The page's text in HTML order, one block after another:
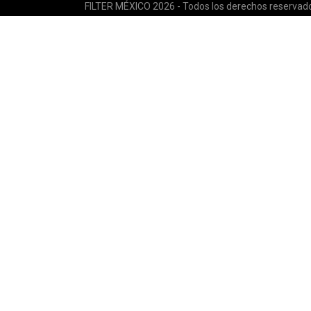
FILTER MÉXICO 2026 - Todos los derechos